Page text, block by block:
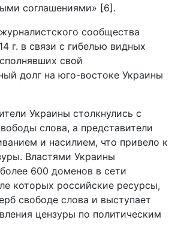
соглашениями» [6].
сообщества
г. в связи с гибелью видных
свой
долг на юго-востоке Украины
Украины столкнулись с
слова, а представители
и насилием, что привело к
Властями Украины
600 доменов в сети
которых российские ресурсы,
свободе слова и выступает
цензуры по политическим